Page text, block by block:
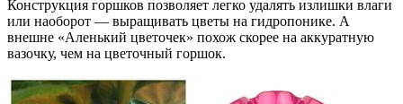
Конструкция горшков позволяет легко удалять излишки влаги
или наоборот — выращивать цветы на гидропонике. А
внешне «Аленький цветочек» похож скорее на аккуратную
вазочку, чем на цветочный горшок.